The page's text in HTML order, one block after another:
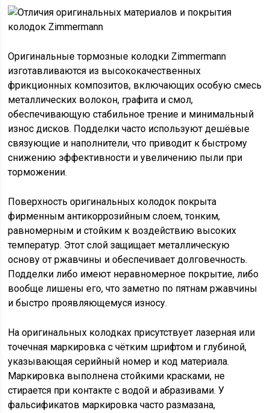
Оригинальные тормозные колодки Zimmermann
изготавливаются из высококачественных
фрикционных композитов, включающих особую смесь
металлических волокон, графита и смол,
обеспечивающую стабильное трение и минимальный
износ дисков. Подделки часто используют дешёвые
связующие и наполнители, что приводит к быстрому
снижению эффективности и увеличению пыли при
торможении.
Поверхность оригинальных колодок покрыта
фирменным антикоррозийным слоем, тонким,
равномерным и стойким к воздействию высоких
температур. Этот слой защищает металлическую
основу от ржавчины и обеспечивает долговечность.
Подделки либо имеют неравномерное покрытие, либо
вообще лишены его, что заметно по пятнам ржавчины
и быстро проявляющемуся износу.
На оригинальных колодках присутствует лазерная или
точечная маркировка с чётким шрифтом и глубиной,
указывающая серийный номер и код материала.
Маркировка выполнена стойкими красками, не
стирается при контакте с водой и абразивами. У
фальсификатов маркировка часто размазана,